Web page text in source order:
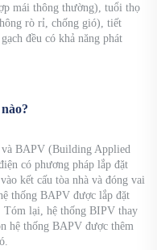
mái thông thường), tuổi thọ
rò rỉ, chống gió), tiết
đều có khả năng phát
BAPV (Building Applied
có phương pháp lắp đặt
kết cấu tòa nhà và đóng vai
thống BAPV được lắp đặt
Tóm lại, hệ thống BIPV thay
hệ thống BAPV được thêm